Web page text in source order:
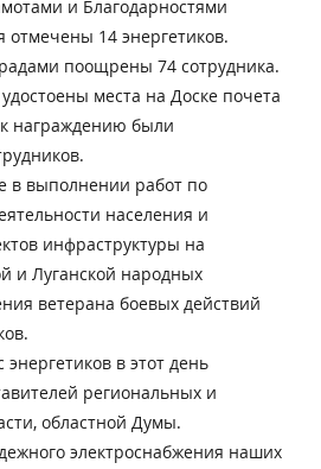
и Благодарностями
отмечены 14 энергетиков.
поощрены 74 сотрудника.
места на Доске почета
к награждению были
в выполнении работ по
населения и
инфраструктуры на
и Луганской народных
ветерана боевых действий
в этот день
региональных и
областной Думы.
электроснабжения наших